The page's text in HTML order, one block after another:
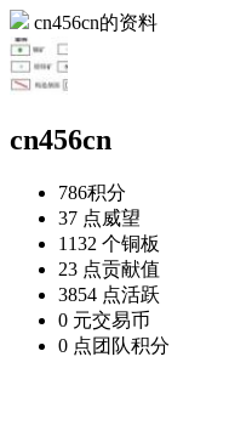
cn456cn的资料
cn456cn
786积分
37 点威望
1132 个铜板
23 点贡献值
3854 点活跃
0 元交易币
0 点团队积分